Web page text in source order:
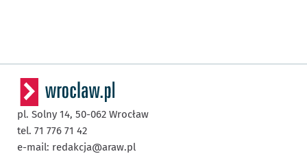
pl. Solny 14, 50-062 Wrocław
tel. 71 776 71 42
e-mail: redakcja@araw.pl